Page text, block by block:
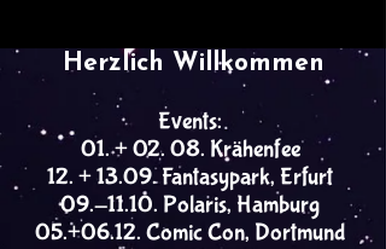
Events:
01. + 02. 08. Krähenfee
12. + 13.09. Fantasypark, Erfurt
09.-11.10. Polaris, Hamburg
05.+06.12. Comic Con, Dortmund
Herzlich Willkommen